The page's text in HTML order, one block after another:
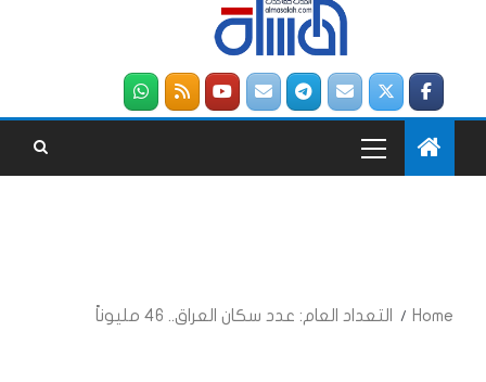
Home التعداد العام: عدد سكان العراق.. 46 مليوناً